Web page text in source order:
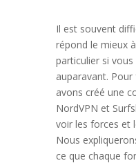
Il est souvent
répond le mieux
particulier si vous
auparavant.
avons créé une
NordVPN et
voir les forces et
Nous
ce que chaque